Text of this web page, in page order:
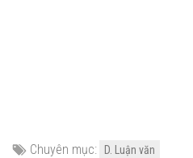
Chuyên mục:
D. Luận văn